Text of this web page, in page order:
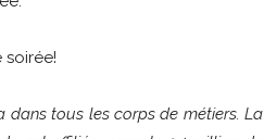
dans tous les corps de métiers. La